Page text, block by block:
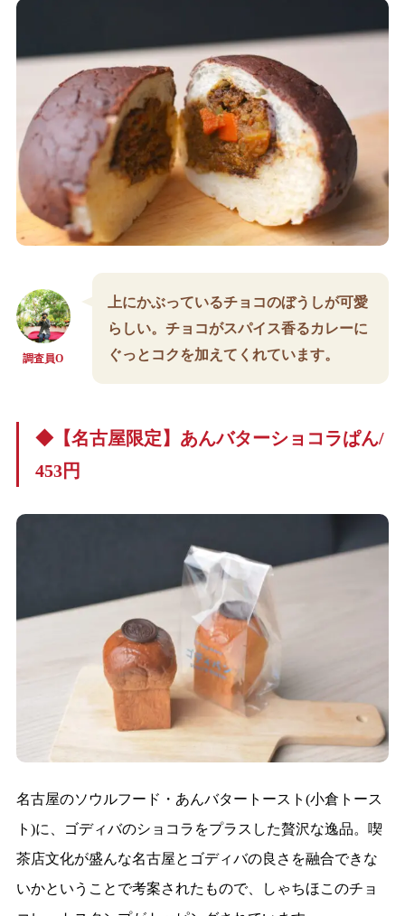
調査員O
上にかぶっているチョコのぼうしが可愛
らしい。チョコがスパイス香るカレーに
ぐっとコクを加えてくれています。
◆【名古屋限定】あんバターショコラぱん/
453円
名古屋のソウルフード・あんバタートースト(小倉トース
ト)に、ゴディバのショコラをプラスした贅沢な逸品。喫
茶店文化が盛んな名古屋とゴディバの良さを融合できな
いかということで考案されたもので、しゃちほこのチョ